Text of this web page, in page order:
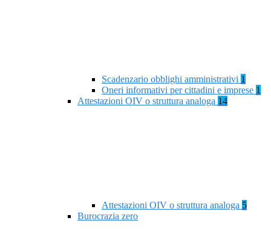
Scadenzario obblighi amministrativi 1
Oneri informativi per cittadini e imprese 1
Attestazioni OIV o struttura analoga 14
Attestazioni OIV o struttura analoga 5
Burocrazia zero